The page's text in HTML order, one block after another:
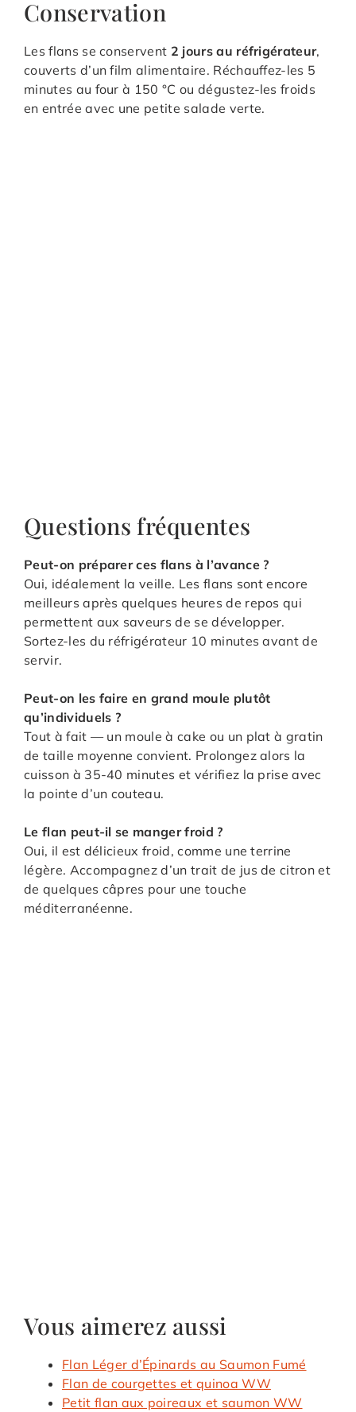
Conservation
Les flans se conservent 2 jours au réfrigérateur,
couverts d’un film alimentaire. Réchauffez-les 5
minutes au four à 150 °C ou dégustez-les froids
en entrée avec une petite salade verte.
Questions fréquentes
Peut-on préparer ces flans à l’avance ?
Oui, idéalement la veille. Les flans sont encore
meilleurs après quelques heures de repos qui
permettent aux saveurs de se développer.
Sortez-les du réfrigérateur 10 minutes avant de
servir.
Peut-on les faire en grand moule plutôt
qu’individuels ?
Tout à fait — un moule à cake ou un plat à gratin
de taille moyenne convient. Prolongez alors la
cuisson à 35-40 minutes et vérifiez la prise avec
la pointe d’un couteau.
Le flan peut-il se manger froid ?
Oui, il est délicieux froid, comme une terrine
légère. Accompagnez d’un trait de jus de citron et
de quelques câpres pour une touche
méditerranéenne.
Vous aimerez aussi
Flan Léger d’Épinards au Saumon Fumé
Flan de courgettes et quinoa WW
Petit flan aux poireaux et saumon WW